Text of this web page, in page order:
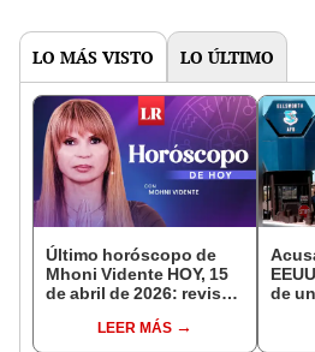
LO MÁS VISTO LO ÚLTIMO
Último horóscopo de
Mhoni Vidente HOY, 15
de abril de 2026: revisa
signo y entérate si te
LEER MÁS
de